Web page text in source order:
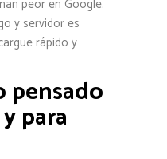
peor en Google.
y servidor es
rápido y
pensado
para